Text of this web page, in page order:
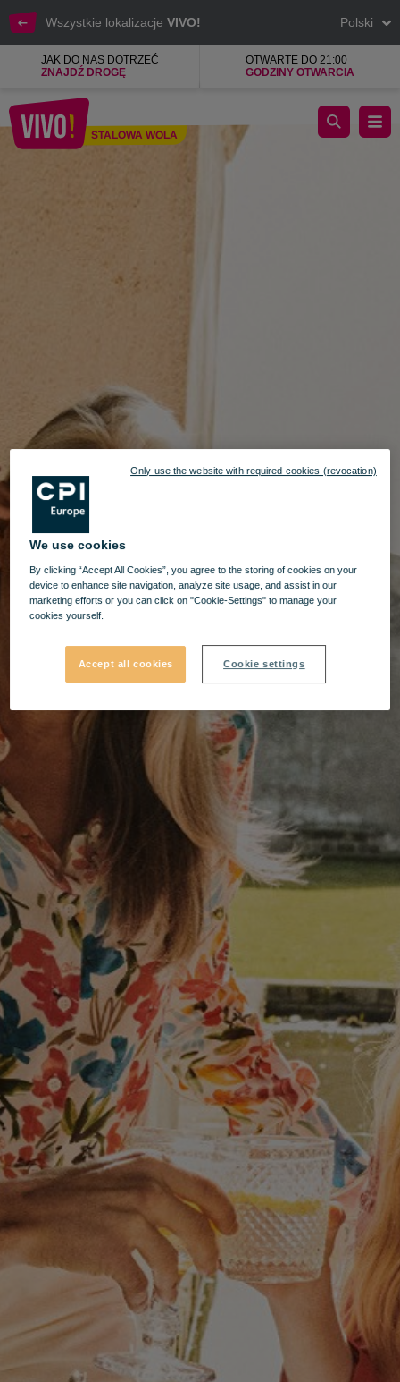
Wszystkie lokalizacje VIVO! Polski
JAK DO NAS DOTRZEĆ
ZNAJDŹ DROGĘ
OTWARTE DO 21:00
GODZINY OTWARCIA
STALOWA WOLA
Doskonałej jakości galanteria skórzana i akcesoria
We use cookies
By clicking “Accept All Cookies”, you agree to the storing of cookies on your
device to enhance site navigation, analyze site usage, and assist in our
marketing efforts or you can click on "Cookie-Settings" to manage your
cookies yourself.
Accept all cookies Cookie settings
Only use the website with required cookies (revocation)